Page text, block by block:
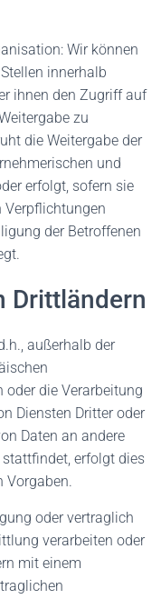
Wir können
innerhalb
ihnen den Zugriff auf
zu
die Weitergabe der
und
erfolgt, sofern sie
Verpflichtungen
der Betroffenen
Drittländern
außerhalb der
oder die Verarbeitung
Diensten Dritter oder
Daten an andere
stattfindet, erfolgt dies
Vorgaben.
oder vertraglich
verarbeiten oder
mit einem